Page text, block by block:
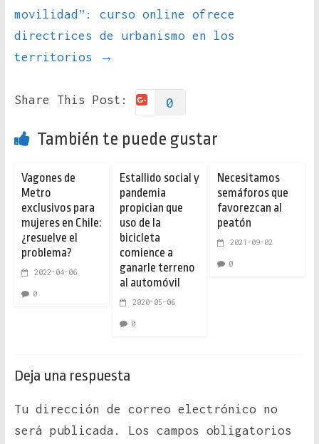
movilidad”: curso online ofrece
directrices de urbanismo en los
territorios
→
Share This Post: 0
También te puede gustar
Vagones de
Metro
exclusivos para
mujeres en Chile:
¿resuelve el
problema?
2022-04-06
0
Estallido social y
pandemia
propician que
uso de la
bicicleta
comience a
ganarle terreno
al automóvil
2020-05-06
0
Necesitamos
semáforos que
favorezcan al
peatón
2021-09-02
0
Deja una respuesta
Tu dirección de correo electrónico no
será publicada.
Los campos obligatorios